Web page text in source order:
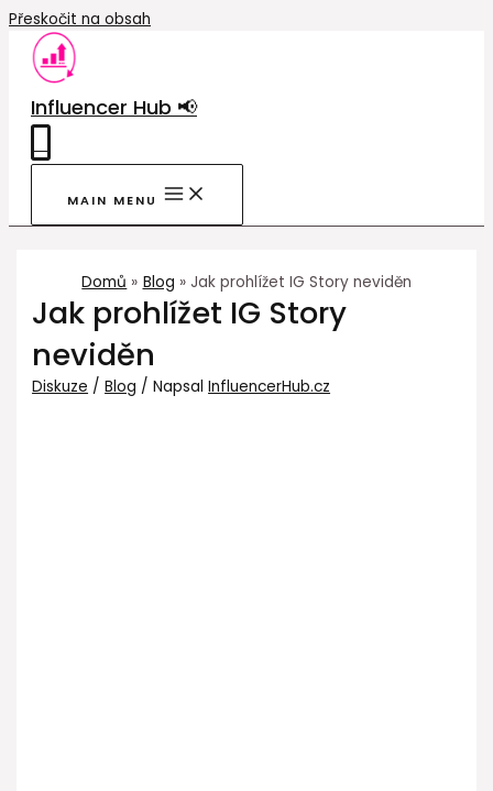
Přeskočit na obsah
Influencer Hub 📢
MAIN MENU
Domů Blog Jak prohlížet IG Story neviděn
Jak prohlížet IG Story
neviděn
Diskuze /Blog / NapsalInfluencerHub.cz